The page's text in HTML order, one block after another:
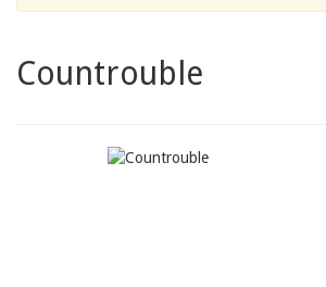
Countrouble